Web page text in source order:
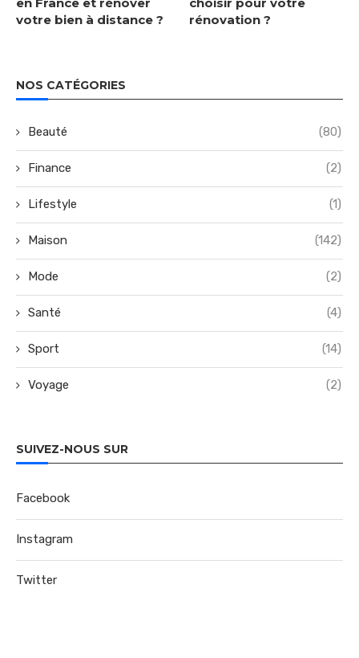
votre bien à distance ?
rénovation ?
NOS CATÉGORIES
Beauté (80)
Finance (2)
Lifestyle (1)
Maison (142)
Mode (2)
Santé (4)
Sport (14)
Voyage (2)
SUIVEZ-NOUS SUR
Facebook
Instagram
Twitter